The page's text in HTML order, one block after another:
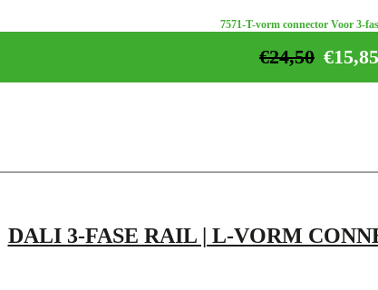
7571-T-vorm connector Voor 3-
€15,85
€24,50
DALI 3-FASE RAIL | L-VORM